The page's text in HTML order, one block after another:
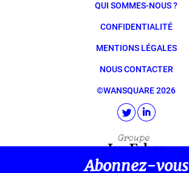
QUI SOMMES-NOUS ?
CONFIDENTIALITÉ
MENTIONS LÉGALES
NOUS CONTACTER
©WANSQUARE 2026
Abonnez-vous